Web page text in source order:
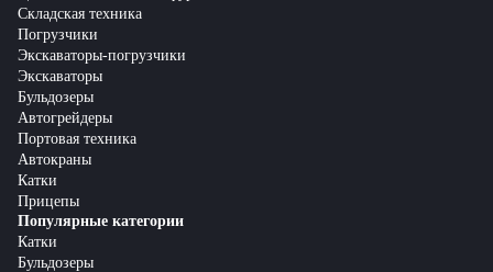
Складская техника
Погрузчики
Экскаваторы-погрузчики
Экскаваторы
Бульдозеры
Автогрейдеры
Портовая техника
Автокраны
Катки
Прицепы
Популярные категории
Катки
Бульдозеры